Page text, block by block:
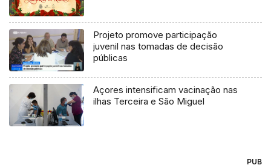
Projeto promove participação
juvenil nas tomadas de decisão
públicas
Açores intensificam vacinação nas
ilhas Terceira e São Miguel
PUB